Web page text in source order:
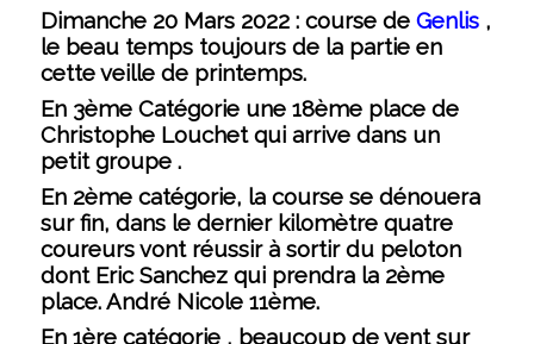
Dimanche 20 Mars 2022 : course de Genlis,
le beau temps toujours de la partie en
cette veille de printemps.
En 3ème Catégorie une 18ème place de
Christophe Louchet qui arrive dans un
petit groupe .
En 2ème catégorie, la course se dénouera
sur fin, dans le dernier kilomètre quatre
coureurs vont réussir à sortir du peloton
dont Eric Sanchez qui prendra la 2ème
place. André Nicole 11ème.
En 1ère catégorie , beaucoup de vent sur